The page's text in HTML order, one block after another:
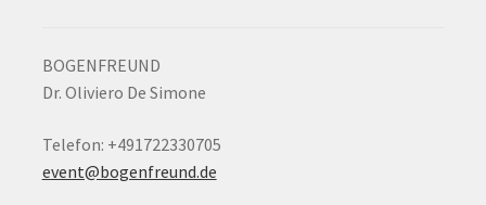
BOGENFREUND
Dr. Oliviero De Simone
Telefon: +491722330705
event@bogenfreund.de